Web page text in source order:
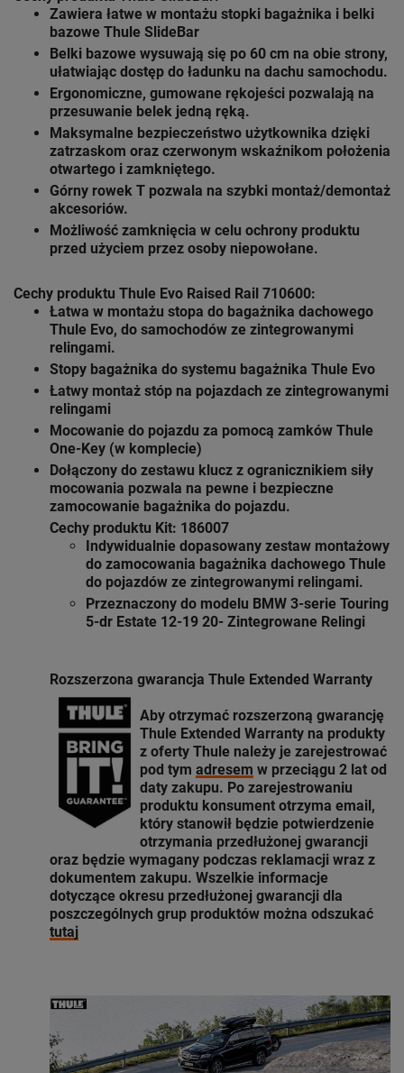
Zawiera łatwe w montażu stopki bagażnika i belki
bazowe Thule SlideBar
Belki bazowe wysuwają się po 60 cm na obie strony,
ułatwiając dostęp do ładunku na dachu samochodu.
Ergonomiczne, gumowane rękojeści pozwalają na
przesuwanie belek jedną ręką.
Maksymalne bezpieczeństwo użytkownika dzięki
zatrzaskom oraz czerwonym wskaźnikom położenia
otwartego i zamkniętego.
Górny rowek T pozwala na szybki montaż/demontaż
akcesoriów.
Możliwość zamknięcia w celu ochrony produktu
przed użyciem przez osoby niepowołane.
Cechy produktu Thule Evo Raised Rail 710600:
Łatwa w montażu stopa do bagażnika dachowego
Thule Evo, do samochodów ze zintegrowanymi
relingami.
Stopy bagażnika do systemu bagażnika Thule Evo
Łatwy montaż stóp na pojazdach ze zintegrowanymi
relingami
Mocowanie do pojazdu za pomocą zamków Thule
One-Key (w komplecie)
Dołączony do zestawu klucz z ogranicznikiem siły
mocowania pozwala na pewne i bezpieczne
zamocowanie bagażnika do pojazdu.
Cechy produktu Kit: 186007
Indywidualnie dopasowany zestaw montażowy
do zamocowania bagażnika dachowego Thule
do pojazdów ze zintegrowanymi relingami.
Przeznaczony do modelu BMW 3-serie Touring
5-dr Estate 12-19 20- Zintegrowane Relingi
Rozszerzona gwarancja Thule Extended Warranty
Aby otrzymać rozszerzoną gwarancję
Thule Extended Warranty na produkty
z oferty Thule należy je zarejestrować
pod tym adresem w przeciągu 2 lat od
daty zakupu. Po zarejestrowaniu
produktu konsument otrzyma email,
który stanowił będzie potwierdzenie
otrzymania przedłużonej gwarancji
oraz będzie wymagany podczas reklamacji wraz z
dokumentem zakupu. Wszelkie informacje
dotyczące okresu przedłużonej gwarancji dla
poszczególnych grup produktów można odszukać
tutaj